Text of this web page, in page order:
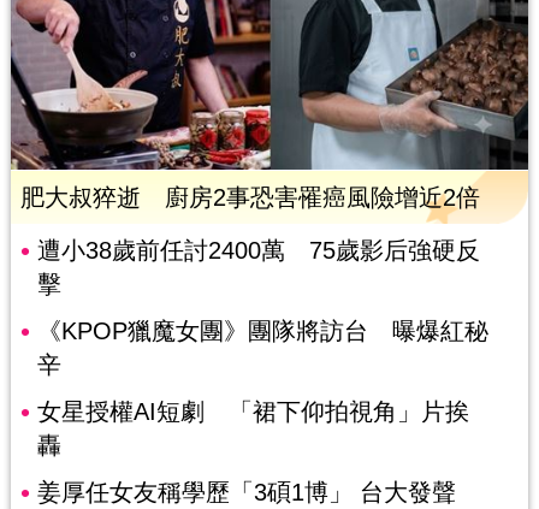
肥大叔猝逝 廚房2事恐害罹癌風險增近2倍
遭小38歲前任討2400萬 75歲影后強硬反
擊
《KPOP獵魔女團》團隊將訪台 曝爆紅秘
辛
女星授權AI短劇 「裙下仰拍視角」片挨
轟
姜厚任女友稱學歷「3碩1博」 台大發聲